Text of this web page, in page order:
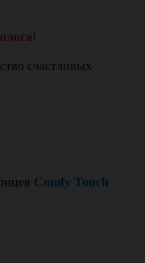
счастливых
Comfy Touch